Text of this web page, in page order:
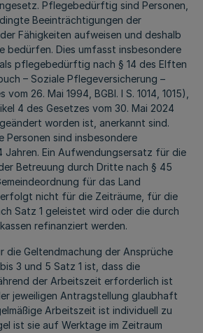
Pflegebedürftig sind Personen,
Beeinträchtigungen der
Fähigkeiten aufweisen und deshalb
bedürfen. Dies umfasst insbesondere
pflegebedürftig nach § 14 des Elften
– Soziale Pflegeversicherung –
26. Mai 1994, BGBl. I S. 1014, 1015),
4 des Gesetzes vom 30. Mai 2024
geändert worden ist, anerkannt sind.
sind insbesondere
Jahren. Ein Aufwendungsersatz für die
Betreuung durch Dritte nach § 45
für das Land
nicht für die Zeiträume, für die
Satz 1 geleistet wird oder die durch
refinanziert werden.
die Geltendmachung der Ansprüche
3 und 5 Satz 1 ist, dass die
der Arbeitszeit erforderlich ist
jeweiligen Antragstellung glaubhaft
Arbeitszeit ist individuell zu
ist sie auf Werktage im Zeitraum